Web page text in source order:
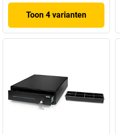
Toon 4 varianten